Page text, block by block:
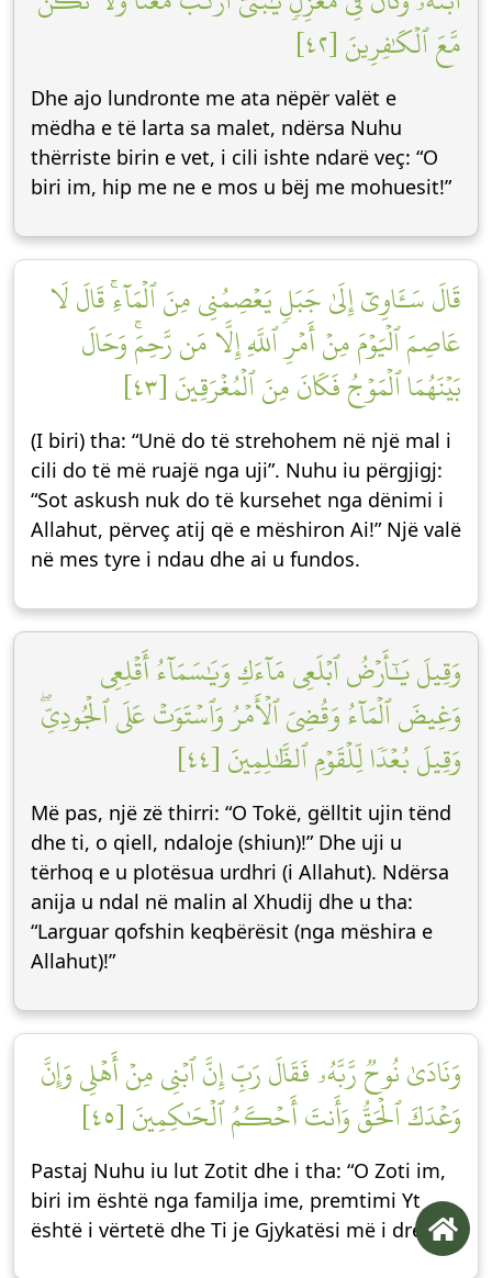
مَّعَ ٱلۡكَٰفِرِينَ [٤٢]
Dhe ajo lundronte me ata nëpër valët e
mëdha e të larta sa malet, ndërsa Nuhu
thërriste birin e vet, i cili ishte ndarë veç: “O
biri im, hip me ne e mos u bëj me mohuesit!”
قَالَ سَـَٔاوِيٓ إِلَىٰ جَبَلٖ يَعۡصِمُنِي مِنَ ٱلۡمَآءِۚ قَالَ لَا
عَاصِمَ ٱلۡيَوۡمَ مِنۡ أَمۡرِ ٱللَّهِ إِلَّا مَن رَّحِمَۚ وَحَالَ
بَيۡنَهُمَا ٱلۡمَوۡجُ فَكَانَ مِنَ ٱلۡمُغۡرَقِينَ [٤٣]
(I biri) tha: “Unë do të strehohem në një mal i
cili do të më ruajë nga uji”. Nuhu iu përgjigj:
“Sot askush nuk do të kursehet nga dënimi i
Allahut, përveç atij që e mëshiron Ai!” Një valë
në mes tyre i ndau dhe ai u fundos.
وَقِيلَ يَٰٓأَرۡضُ ٱبۡلَعِي مَآءَكِ وَيَٰسَمَآءُ أَقۡلِعِي
وَغِيضَ ٱلۡمَآءُ وَقُضِيَ ٱلۡأَمۡرُ وَٱسۡتَوَتۡ عَلَى ٱلۡجُودِيِّۖ
وَقِيلَ بُعۡدٗا لِّلۡقَوۡمِ ٱلظَّٰلِمِينَ [٤٤]
Më pas, një zë thirri: “O Tokë, gëlltit ujin tënd
dhe ti, o qiell, ndaloje (shiun)!” Dhe uji u
tërhoq e u plotësua urdhri (i Allahut). Ndërsa
anija u ndal në malin al Xhudij dhe u tha:
“Larguar qofshin keqbërësit (nga mëshira e
Allahut)!”
وَنَادَىٰ نُوحٞ رَّبَّهُۥ فَقَالَ رَبِّ إِنَّ ٱبۡنِي مِنۡ أَهۡلِي وَإِنَّ
وَعۡدَكَ ٱلۡحَقُّ وَأَنتَ أَحۡكَمُ ٱلۡحَٰكِمِينَ [٤٥]
Pastaj Nuhu iu lut Zotit dhe i tha: “O Zoti im,
biri im është nga familja ime, premtimi Yt
është i vërtetë dhe Ti je Gjykatësi më i drejtë!”